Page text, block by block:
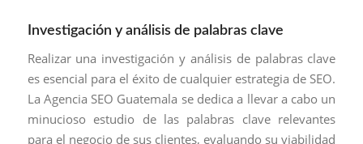
Investigación y análisis de palabras clave
Realizar una investigación y análisis de palabras clave
es esencial para el éxito de cualquier estrategia de SEO.
La Agencia SEO Guatemala se dedica a llevar a cabo un
minucioso estudio de las palabras clave relevantes
para el negocio de sus clientes, evaluando su viabilidad